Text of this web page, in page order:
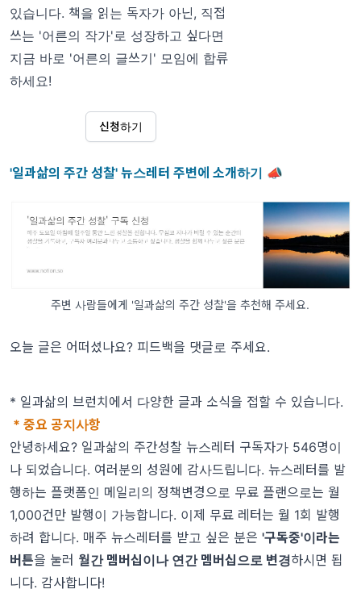
있습니다. 책을 읽는 독자가 아닌, 직접
쓰는 '어른의 작가'로 성장하고 싶다면
지금 바로 '어른의 글쓰기' 모임에 합류
하세요!
신청하기
'일과삶의 주간 성찰' 뉴스레터 주변에 소개하기 📣
주변 사람들에게 '일과삶의 주간 성찰'을 추천해 주세요.
오늘 글은 어떠셨나요? 피드백을 댓글로 주세요.
* 일과삶의 브런치 에서 다양한 글과 소식을 접할 수 있습니다.
* 중요 공지사항
안녕하세요? 일과삶의 주간성찰 뉴스레터 구독자가 546명이
나 되었습니다. 여러분의 성원에 감사드립니다. 뉴스레터를 발
행하는 플랫폼인 메일리의 정책변경으로 무료 플랜으로는 월
1,000건만 발행이 가능합니다. 이제 무료 레터는 월 1회 발행
하려 합니다. 매주 뉴스레터를 받고 싶은 분은 '구독중'이라는
버튼을 눌러 월간 멤버십이나 연간 멤버십으로 변경하시면 됩
니다. 감사합니다!